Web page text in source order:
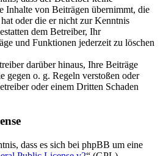
Inhalte von Beiträgen übernimmt, die
oder die er nicht zur Kenntnis
dem Betreiber, Ihr
und Funktionen jederzeit zu löschen
darüber hinaus, Ihre Beiträge
gegen o. g. Regeln verstoßen oder
oder einem Dritten Schaden
dass es sich bei phpBB um eine